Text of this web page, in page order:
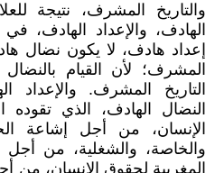
والتاريخ المشرف، نتيجة
الهادف، والإعداد الهادف،
إعداد هادف، لا يكون نضال
المشرف؛ لأن القيام
التاريخ المشرف.
النضال الهادف، الذي تقوده
الإنسان، من أجل إشاعة
والخاصة، والشغلية، من أجل
المغربية لحقوق الإنسان، من